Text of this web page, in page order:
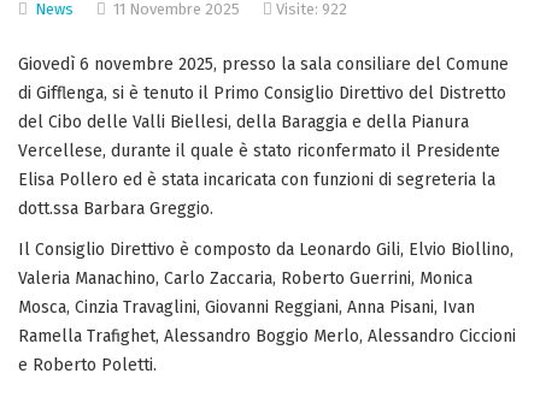
News 11 Novembre 2025 Visite: 922
Giovedì 6 novembre 2025, presso la sala consiliare del Comune
di Gifflenga, si è tenuto il Primo Consiglio Direttivo del Distretto
del Cibo delle Valli Biellesi, della Baraggia e della Pianura
Vercellese, durante il quale è stato riconfermato il Presidente
Elisa Pollero ed è stata incaricata con funzioni di segreteria la
dott.ssa Barbara Greggio.
Il Consiglio Direttivo è composto da Leonardo Gili, Elvio Biollino,
Valeria Manachino, Carlo Zaccaria, Roberto Guerrini, Monica
Mosca, Cinzia Travaglini, Giovanni Reggiani, Anna Pisani, Ivan
Ramella Trafighet, Alessandro Boggio Merlo, Alessandro Ciccioni
e Roberto Poletti.